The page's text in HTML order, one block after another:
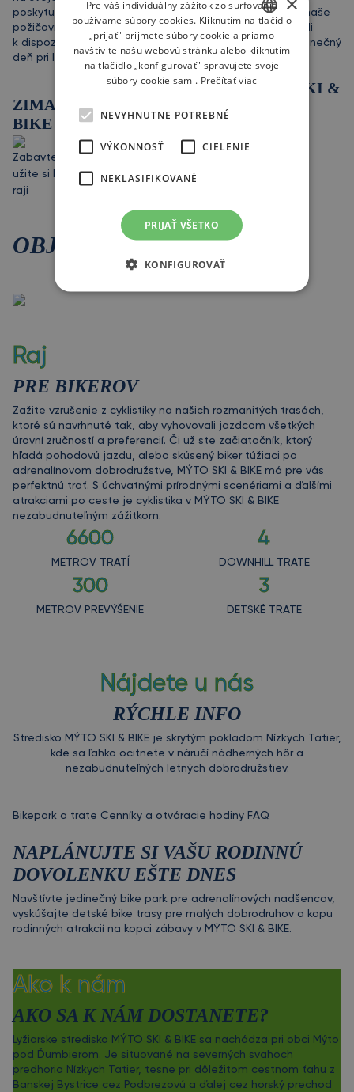
poskytuje odbornú výučbu pre začiatočníkov. Zatiaľ čo naše
požičovne a servisné centrum sa postarajú, aby ste mali
k dispozícii všetko potrebné vybavenie. Príďte si užiť jedinečný
deň pri lyžovačke či zjazdovom bicyklovaní.
ZIMA V MÝTO SKI &
BIKE
Zabavte sa na svahoch a
užite si lyžovačku v zimnom
raji
LETO V MÝTO SKI &
Adrenalínový zážitok pri
zjazdovom cyklo
dobrodružstve
OBJAVTE
dokonalé miesto pre letné dobrodružstvá
Raj
PRE BIKEROV
Zažite vzrušenie z cyklistiky na našich rozmanitých trasách,
ktoré sú navrhnuté tak, aby vyhovovali jazdcom všetkých
úrovní zručností a preferencií. Či už ste začiatočník, ktorý
hľadá pohodovú jazdu, alebo skúsený biker túžiaci po
adrenalínovom dobrodružstve, MÝTO SKI & BIKE má pre vás
perfektnú trať. S úchvatnými prírodnými scenériami a ďalšími
atrakciami po ceste je cyklistika v MÝTO SKI & BIKE
nezabudnuteľným zážitkom.
6600
METROV TRATÍ
4
DOWNHILL TRATE
300
METROV PREVÝŠENIE
3
DETSKÉ TRATE
Nájdete u nás
RÝCHLE INFO
Stredisko MÝTO SKI & BIKE je skrytým pokladom Nízkych Tatier,
kde sa ľahko ocitnete v náručí nádherných hôr a
nezabudnuteľných letných dobrodružstiev.
Bikepark a trate Cenníky a otváracie hodiny FAQ
NAPLÁNUJTE SI VAŠU RODINNÚ
DOVOLENKU EŠTE DNES
Navštívte jedinečný bike park pre adrenalínových nadšencov,
vyskúšajte detské bike trasy pre malých dobrodruhov a kopu
rodinných atrakcií na kopci zábavy v MÝTO SKI & BIKE.
Ako k nám
AKO SA K NÁM DOSTANETE?
Lyžiarske stredisko MÝTO SKI & BIKE sa nachádza pri obci Mýto
pod Ďumbierom. Je situované na severných svahoch
predhoria Nízkych Tatier, tesne pri dôležitom cestnom ťahu z
Banskej Bystrice cez Podbrezovú a ďalej cez horský prechod
SLOVAK
ENGLISH
Pre váš individuálny zážitok zo surfovania
používame súbory cookies. Kliknutím na tlačidlo
„prijať" prijmete súbory cookie a priamo
navštívite našu webovú stránku alebo kliknutím
na tlačidlo „konfigurovať" spravujete svoje
súbory cookie sami. Prečítať viac
NEVYHNUTNE POTREBNÉ
VÝKONNOSŤ CIELENIE
NEKLASIFIKOVANÉ
PRIJAŤ VŠETKO
KONFIGUROVAŤ